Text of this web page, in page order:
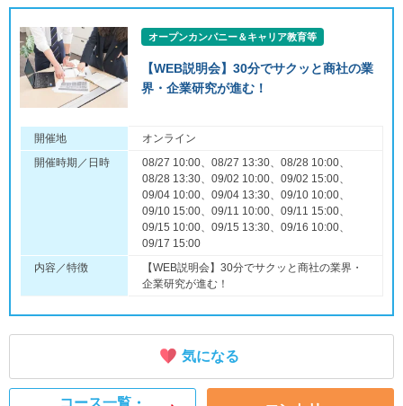
オープンカンパニー＆キャリア教育等
【WEB説明会】30分でサクッと商社の業
界・企業研究が進む！
開催地
オンライン
開催時期／日時
08/27 10:00、08/27 13:30、08/28 10:00、
08/28 13:30、09/02 10:00、09/02 15:00、
09/04 10:00、09/04 13:30、09/10 10:00、
09/10 15:00、09/11 10:00、09/11 15:00、
09/15 10:00、09/15 13:30、09/16 10:00、
09/17 15:00
内容／特徴
【WEB説明会】30分でサクッと商社の業界・
企業研究が進む！
気になる
コース一覧・